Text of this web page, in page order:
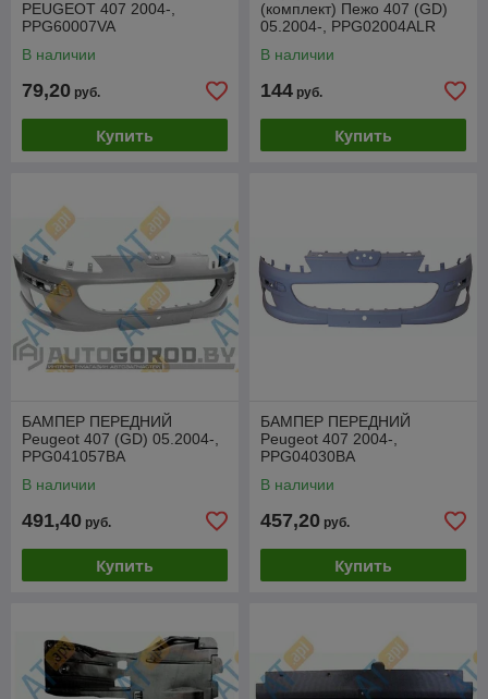
PEUGEOT 407 2004-,
PPG60007VA
В наличии
79,20 руб.
Купить
(комплект) Пежо 407 (GD)
05.2004-, PPG02004ALR
В наличии
144 руб.
Купить
БАМПЕР ПЕРЕДНИЙ
Peugeot 407 (GD) 05.2004-,
PPG041057BA
В наличии
491,40 руб.
Купить
БАМПЕР ПЕРЕДНИЙ
Peugeot 407 2004-,
PPG04030BA
В наличии
457,20 руб.
Купить